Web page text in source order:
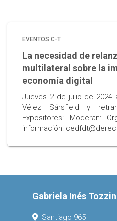
EVENTOS C-T
La necesidad de
multilateral sobre la
economía digital
Jueves 2 de julio de 2024
Vélez Sársfield y
Expositores: Moderan:
información:
Gabriela Inés
Santiago 965